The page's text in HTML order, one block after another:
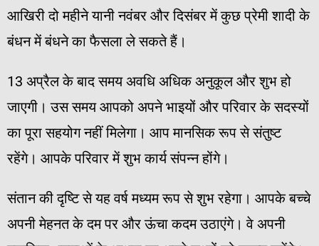
आखिरी दो महीने यानी नवंबर और दिसंबर में कुछ प्रेमी शादी के
बंधन में बंधने का फैसला ले सकते हैं।
13 अप्रैल के बाद समय अवधि अधिक अनुकूल और शुभ हो
जाएगी। उस समय आपको अपने भाइयों और परिवार के सदस्यों
का पूरा सहयोग नहीं मिलेगा। आप मानसिक रूप से संतुष्ट
रहेंगे। आपके परिवार में शुभ कार्य संपन्न होंगे।
संतान की दृष्टि से यह वर्ष मध्यम रूप से शुभ रहेगा। आपके बच्चे
अपनी मेहनत के दम पर और ऊंचा कदम उठाएंगे। वे अपनी